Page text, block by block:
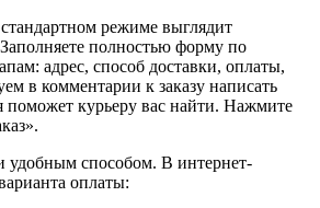
режиме выглядит
полностью форму по
адрес, способ доставки, оплаты,
в комментарии к заказу написать
курьеру вас найти. Нажмите
удобным способом. В интернет-
оплаты: